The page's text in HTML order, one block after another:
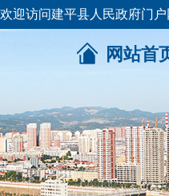
欢迎访问建平县人民政府门户
网站首